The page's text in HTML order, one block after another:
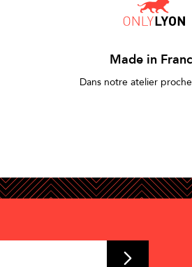
Made in
Dans notre atelier